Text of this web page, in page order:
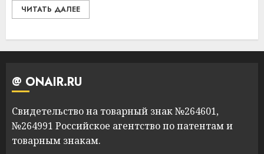
ЧИТАТЬ ДАЛЕЕ
@ ONAIR.RU
Свидетельство на товарный знак №264601,
№264991 Российское агентство по патентам и
товарным знакам.